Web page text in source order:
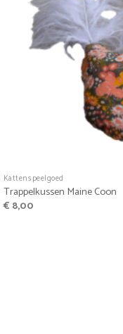
Kattenspeelgoed
Trappelkussen Maine Coon
€ 8,00